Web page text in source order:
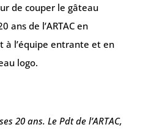
de couper le gâteau
ans de l’ARTAC en
à l’équipe entrante et en
logo.
20 ans. Le Pdt de l’ARTAC,